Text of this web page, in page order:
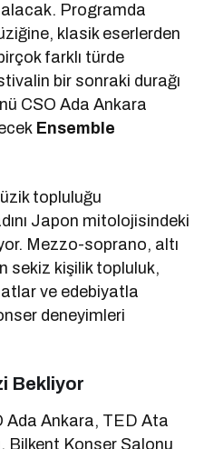
alacak. Programda
klasik eserlerden
farklı türde
bir sonraki durağı
CSO Ada Ankara
Ensemble
topluluğu
Japon mitolojisindeki
Mezzo-soprano, altı
sekiz kişilik topluluk,
ve edebiyatla
deneyimleri
Bekliyor
Ada Ankara, TED Ata
Bilkent Konser Salonu